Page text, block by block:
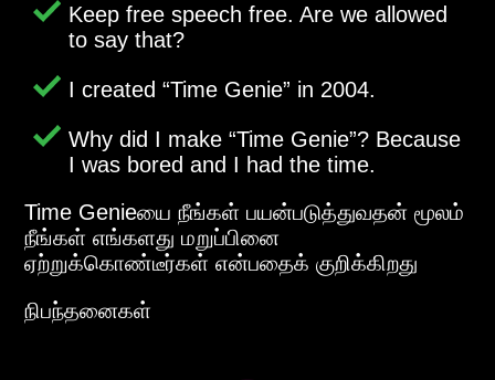
Keep free speech free. Are we allowed
to say that?
I created Time Genie in 2004.
Why did I make Time Genie ? Because
I was bored and I had the time.
Time Genieயை நீங்கள் பயன்படுத்துவதன் மூலம்
நீங்கள் எங்களது மறுப்பினை
ஏற்றுக்கொண்டீர்கள் என்பதைக் குறிக்கிறது
நிபந்தனைகள்